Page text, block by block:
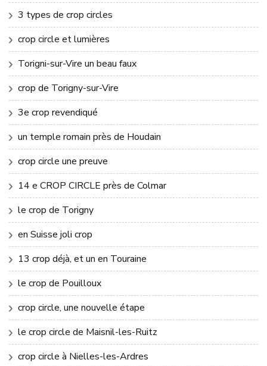
3 types de crop circles
crop circle et lumières
Torigni-sur-Vire un beau faux
crop de Torigny-sur-Vire
3e crop revendiqué
un temple romain près de Houdain
crop circle une preuve
14 e CROP CIRCLE près de Colmar
le crop de Torigny
en Suisse joli crop
13 crop déjà, et un en Touraine
le crop de Pouilloux
crop circle, une nouvelle étape
le crop circle de Maisnil-les-Ruitz
crop circle à Nielles-les-Ardres